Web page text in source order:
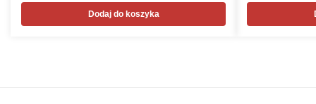
Dodaj do koszyka